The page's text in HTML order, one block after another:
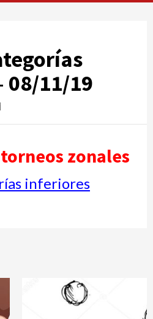
08/11/19
zonales
inferiores